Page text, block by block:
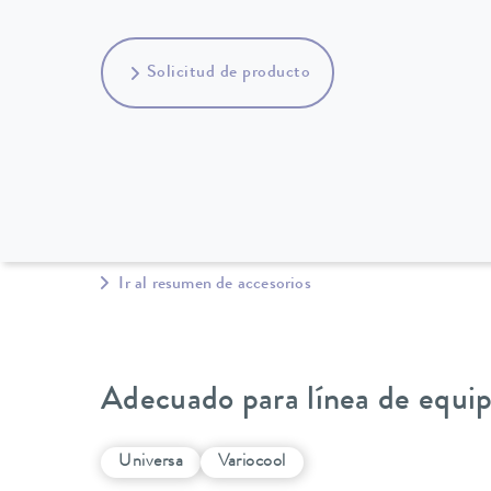
Solicitud de producto
Ir al resumen de accesorios
Adecuado para línea de
Universa Variocool